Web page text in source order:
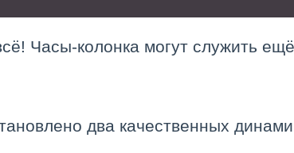
Часы-колонка могут служить
два качественных